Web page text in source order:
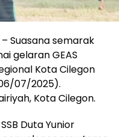
– Suasana semarak
gelaran GEAS
Kota Cilegon
07/2025).
Kota Cilegon.
Duta Yunior